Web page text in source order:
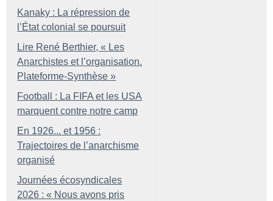
Kanaky : La répression de
l’État colonial se poursuit
Lire René Berthier, « Les
Anarchistes et l’organisation.
Plateforme-Synthèse »
Football : La FIFA et les USA
marquent contre notre camp
En 1926... et 1956 :
Trajectoires de l’anarchisme
organisé
Journées écosyndicales
2026 : « Nous avons pris